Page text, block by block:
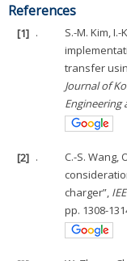
References
[1] .
S.-M. Kim,
transfer
Journal of
Engineering
[2] .
C.-S. Wang,
charger”,
pp. 1308-